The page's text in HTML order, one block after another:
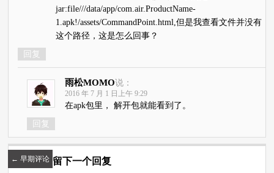
jar:file///data/app/com.air.ProductName-
1.apk!/assets/CommandPoint.html,但是我查看文件并没有
这个路径，这是怎么回事？
回复
雨松MOMO说：
2016 年 7 月 1 日上午 9:29
在apk包里， 解开包就能看到了。
回复
← 早期评论 留下一个回复